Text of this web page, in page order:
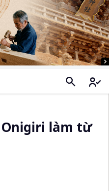
Onigiri làm từ